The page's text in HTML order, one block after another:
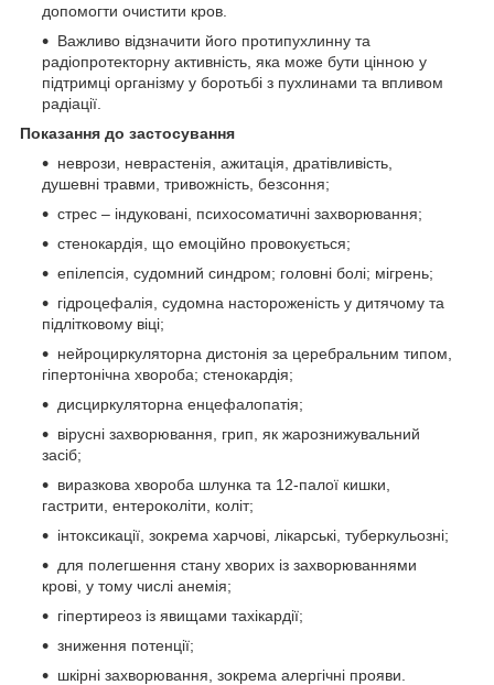
допомогти очистити кров.
Важливо відзначити його протипухлинну та
радіопротекторну активність, яка може бути цінною у
підтримці організму у боротьбі з пухлинами та впливом
радіації.
Показання до застосування
неврози, неврастенія, ажитація, дратівливість,
душевні травми, тривожність, безсоння;
стрес – індуковані, психосоматичні захворювання;
стенокардія, що емоційно провокується;
епілепсія, судомний синдром; головні болі; мігрень;
гідроцефалія, судомна настороженість у дитячому та
підлітковому віці;
нейроциркуляторна дистонія за церебральним типом,
гіпертонічна хвороба; стенокардія;
дисциркуляторна енцефалопатія;
вірусні захворювання, грип, як жарознижувальний
засіб;
виразкова хвороба шлунка та 12-палої кишки,
гастрити, ентероколіти, коліт;
інтоксикації, зокрема харчові, лікарські, туберкульозні;
для полегшення стану хворих із захворюваннями
крові, у тому числі анемія;
гіпертиреоз із явищами тахікардії;
зниження потенції;
шкірні захворювання, зокрема алергічні прояви.